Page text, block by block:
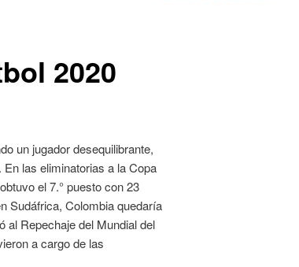
2020
un jugador desequilibrante,
las eliminatorias a la Copa
el 7.° puesto con 23
Sudáfrica, Colombia quedaría
al Repechaje del Mundial del
a cargo de las